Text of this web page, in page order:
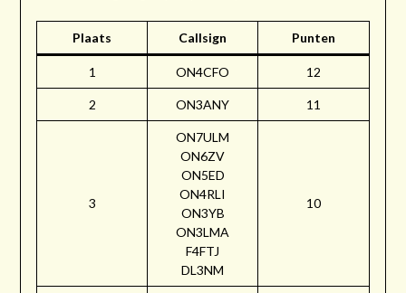
Plaats Callsign Punten
1 ON4CFO 12
2 ON3ANY 11
3
ON7ULM
ON6ZV
ON5ED
ON4RLI
ON3YB
ON3LMA
F4FTJ
DL3NM
10